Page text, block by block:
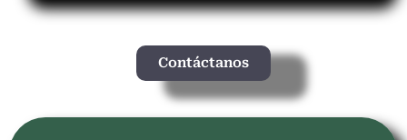
Contáctanos